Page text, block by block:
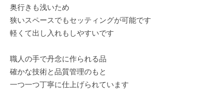
奥行きも浅いため
狭いスペースでもセッティングが可能です
軽くて出し入れもしやすいです
職人の手で丹念に作られる品
確かな技術と品質管理のもと
一つ一つ丁寧に仕上げられています